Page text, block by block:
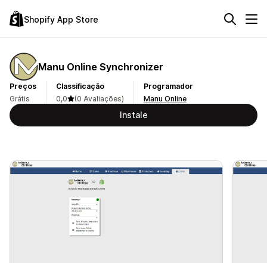
Shopify App Store
Manu Online Synchronizer
Preços
Grátis
Classificação
0,0
(0 Avaliações)
Programador
Manu Online
Instale